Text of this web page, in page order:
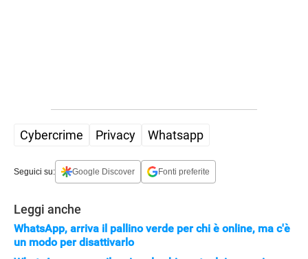
Cybercrime Privacy Whatsapp
Seguici su: Google Discover Fonti preferite
Leggi anche
WhatsApp, arriva il pallino verde per chi è online, ma c'è
un modo per disattivarlo